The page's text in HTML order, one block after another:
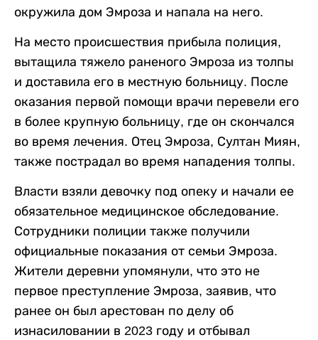
окружила дом Эмроза и напала на него.
На место происшествия прибыла полиция,
вытащила тяжело раненого Эмроза из толпы
и доставила его в местную больницу. После
оказания первой помощи врачи перевели его
в более крупную больницу, где он скончался
во время лечения. Отец Эмроза, Султан Миян,
также пострадал во время нападения толпы.
Власти взяли девочку под опеку и начали ее
обязательное медицинское обследование.
Сотрудники полиции также получили
официальные показания от семьи Эмроза.
Жители деревни упомянули, что это не
первое преступление Эмроза, заявив, что
ранее он был арестован по делу об
изнасиловании в 2023 году и отбывал